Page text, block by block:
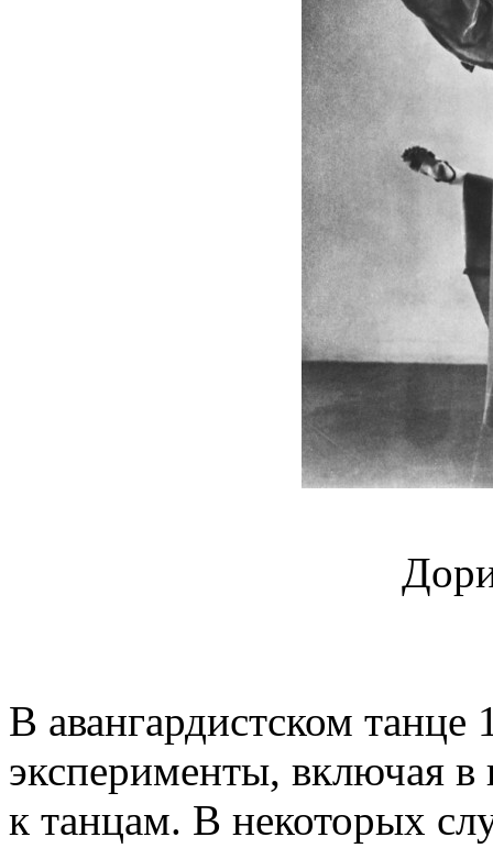
В авангардистском танце
эксперименты, включая в
к танцам. В некоторых